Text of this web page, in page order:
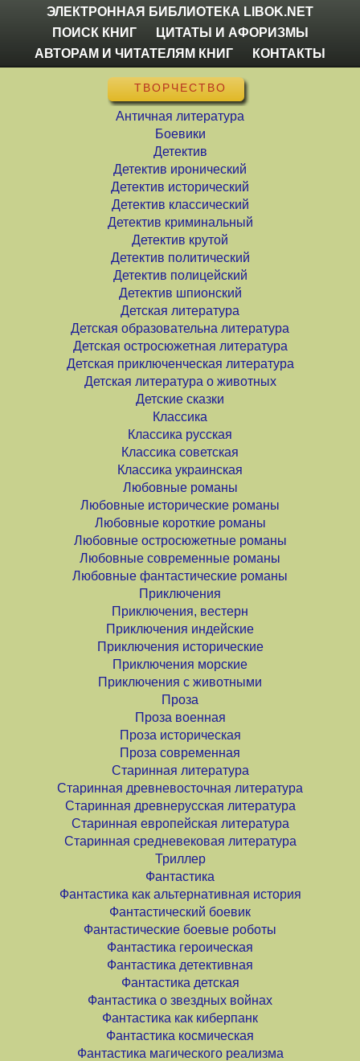
ЭЛЕКТРОННАЯ БИБЛИОТЕКА LIBOK.NET
ПОИСК КНИГ
ЦИТАТЫ И АФОРИЗМЫ
АВТОРАМ И ЧИТАТЕЛЯМ КНИГ
КОНТАКТЫ
ТВОРЧЕСТВО
Античная литература
Боевики
Детектив
Детектив иронический
Детектив исторический
Детектив классический
Детектив криминальный
Детектив крутой
Детектив политический
Детектив полицейский
Детектив шпионский
Детская литература
Детская образовательна литература
Детская остросюжетная литература
Детская приключенческая литература
Детская литература о животных
Детские сказки
Классика
Классика русская
Классика советская
Классика украинская
Любовные романы
Любовные исторические романы
Любовные короткие романы
Любовные остросюжетные романы
Любовные современные романы
Любовные фантастические романы
Приключения
Приключения, вестерн
Приключения индейские
Приключения исторические
Приключения морские
Приключения с животными
Проза
Проза военная
Проза историческая
Проза современная
Старинная литература
Старинная древневосточная литература
Старинная древнерусская литература
Старинная европейская литература
Старинная средневековая литература
Триллер
Фантастика
Фантастика как альтернативная история
Фантастический боевик
Фантастические боевые роботы
Фантастика героическая
Фантастика детективная
Фантастика детская
Фантастика о звездных войнах
Фантастика как киберпанк
Фантастика космическая
Фантастика магического реализма